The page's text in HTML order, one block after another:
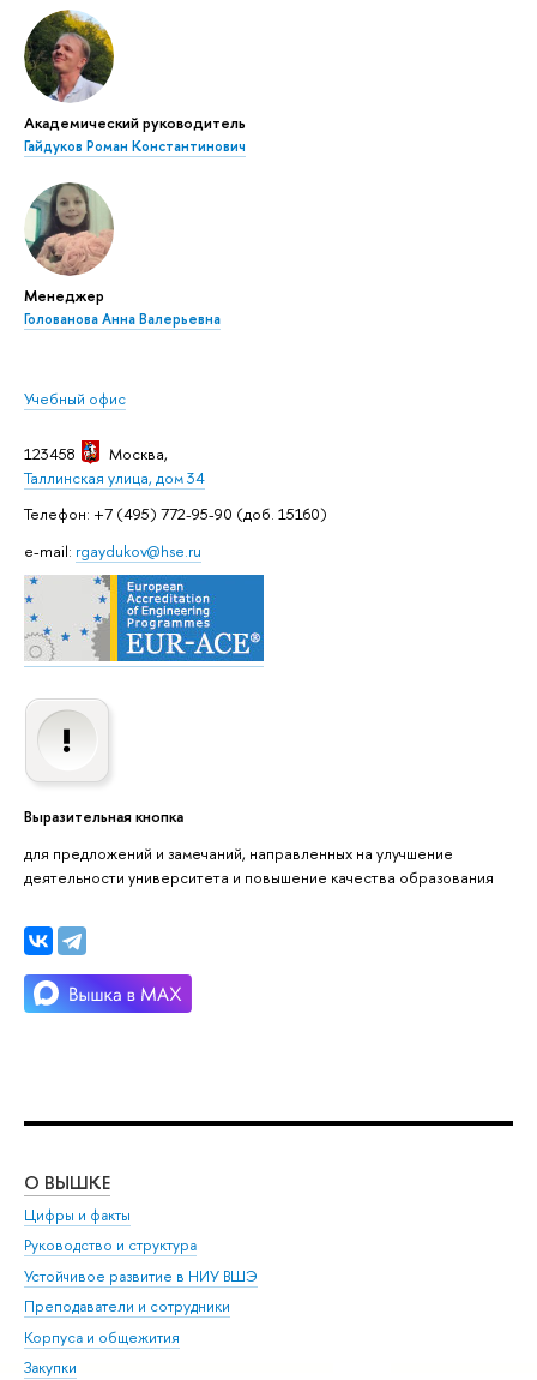
Академический руководитель
Гайдуков Роман Константинович
Менеджер
Голованова Анна Валерьевна
Учебный офис
123458 Москва,
Таллинская улица, дом 34
Телефон: +7 (495) 772-95-90 (доб. 15160)
e-mail: rgaydukov@hse.ru
Выразительная кнопка
для предложений и замечаний, направленных на улучшение
деятельности университета и повышение качества образования
О ВЫШКЕ
Цифры и факты
Руководство и структура
Устойчивое развитие в НИУ ВШЭ
Преподаватели и сотрудники
Корпуса и общежития
Закупки